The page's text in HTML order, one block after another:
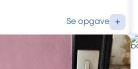
Se opgave +